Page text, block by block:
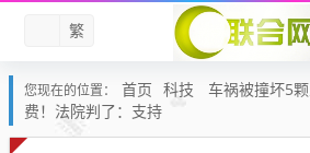
繁
您现在的位置： 首页 科技
车祸被撞坏5
费！法院判了：支持